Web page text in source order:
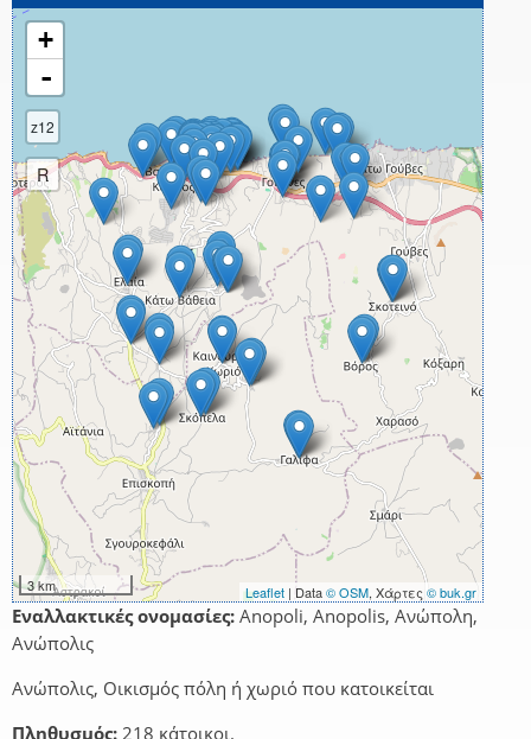
+
-
z12
R
3 km Leaflet | Data© OSM, Χάρτες © buk.gr
Εναλλακτικές ονομασίες: Anopoli, Anopolis, Ανώπολη,
Ανώπολις
Ανώπολις, Οικισμός πόλη ή χωριό που κατοικείται
Πληθυσμός: 218 κάτοικοι.